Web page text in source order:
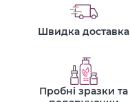
Швидка доставка
Пробні зразки та